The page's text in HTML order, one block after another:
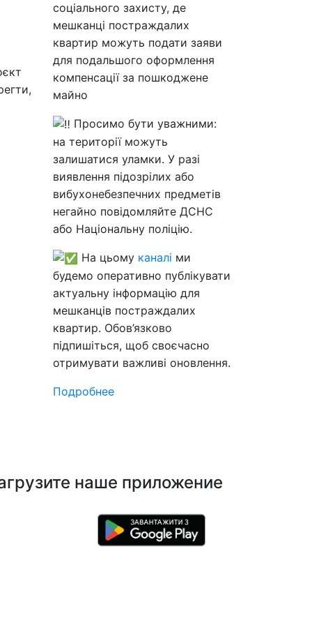
соціального захисту, де
мешканці постраждалих
квартир можуть подати заяви
для подальшого оформлення
компенсації за пошкоджене
майно
Просимо бути уважними:
на території можуть
залишатися уламки. У разі
виявлення підозрілих або
вибухонебезпечних предметів
негайно повідомляйте ДСНС
або Національну поліцію.
На цьому каналі ми
будемо оперативно публікувати
актуальну інформацію для
мешканців постраждалих
квартир. Обов’язково
підпишіться, щоб своєчасно
отримувати важливі оновлення.
Подробнее
наше приложение